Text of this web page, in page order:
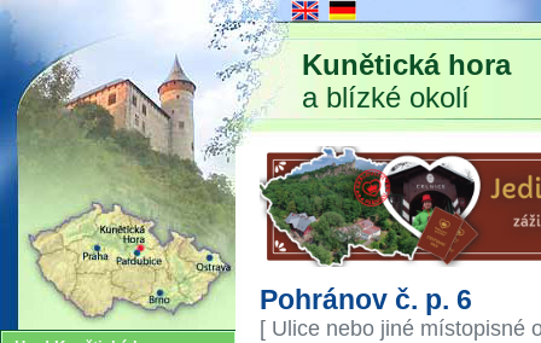
Kunětická hora
a blízké okolí
Pohránov č. p. 6
[ Ulice nebo jiné místopisné